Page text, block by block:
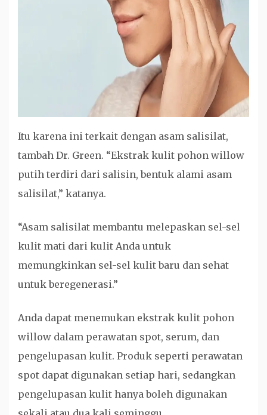
Itu karena ini terkait dengan asam salisilat,
tambah Dr. Green. “Ekstrak kulit pohon willow
putih terdiri dari salisin, bentuk alami asam
salisilat,” katanya.
“Asam salisilat membantu melepaskan sel-sel
kulit mati dari kulit Anda untuk
memungkinkan sel-sel kulit baru dan sehat
untuk beregenerasi.”
Anda dapat menemukan ekstrak kulit pohon
willow dalam perawatan spot, serum, dan
pengelupasan kulit. Produk seperti perawatan
spot dapat digunakan setiap hari, sedangkan
pengelupasan kulit hanya boleh digunakan